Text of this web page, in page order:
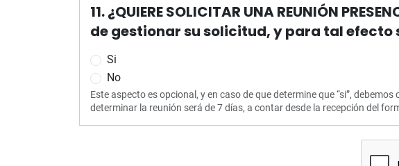
11. ¿QUIERE SOLICITAR UNA REUNIÓN
de gestionar su solicitud, y para tal
Si
No
Este aspecto es opcional, y en caso de que determine que “si”,
determinar la reunión será de 7 días, a contar desde la recepción del